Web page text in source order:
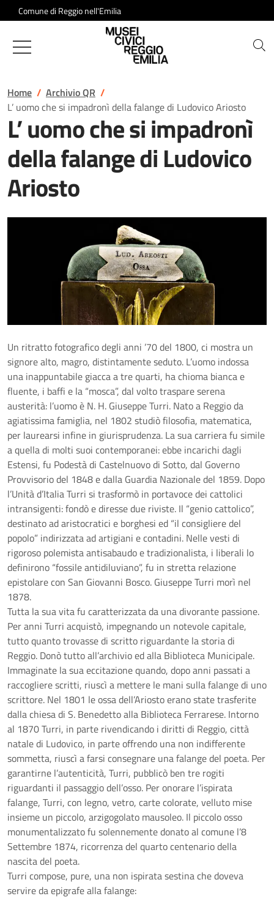
Salta al contenuto
Comune di Reggio nell'Emilia
Musei Civici di Reggio Emilia
Home
Archivio QR
L’ uomo che si impadronì della falange di Ludovico Ariosto
L’ uomo che si impadronì
della falange di Ludovico
Ariosto
Un ritratto fotografico degli anni ’70 del 1800, ci mostra un
signore alto, magro, distintamente seduto. L’uomo indossa
una inappuntabile giacca a tre quarti, ha chioma bianca e
fluente, i baffi e la “mosca”, dal volto traspare serena
austerità: l’uomo è N. H. Giuseppe Turri. Nato a Reggio da
agiatissima famiglia, nel 1802 studiò filosofia, matematica,
per laurearsi infine in giurisprudenza. La sua carriera fu simile
a quella di molti suoi contemporanei: ebbe incarichi dagli
Estensi, fu Podestà di Castelnuovo di Sotto, dal Governo
Provvisorio del 1848 e dalla Guardia Nazionale del 1859. Dopo
l’Unità d’Italia Turri si trasformò in portavoce dei cattolici
intransigenti: fondò e diresse due riviste. Il “genio cattolico”,
destinato ad aristocratici e borghesi ed “il consigliere del
popolo” indirizzata ad artigiani e contadini. Nelle vesti di
rigoroso polemista antisabaudo e tradizionalista, i liberali lo
definirono “fossile antidiluviano”, fu in stretta relazione
epistolare con San Giovanni Bosco. Giuseppe Turri morì nel
1878.
Tutta la sua vita fu caratterizzata da una divorante passione.
Per anni Turri acquistò, impegnando un notevole capitale,
tutto quanto trovasse di scritto riguardante la storia di
Reggio. Donò tutto all’archivio ed alla Biblioteca Municipale.
Immaginate la sua eccitazione quando, dopo anni passati a
raccogliere scritti, riuscì a mettere le mani sulla falange di uno
scrittore. Nel 1801 le ossa dell’Ariosto erano state trasferite
dalla chiesa di S. Benedetto alla Biblioteca Ferrarese. Intorno
al 1870 Turri, in parte rivendicando i diritti di Reggio, città
natale di Ludovico, in parte offrendo una non indifferente
sommetta, riuscì a farsi consegnare una falange del poeta. Per
garantirne l’autenticità, Turri, pubblicò ben tre rogiti
riguardanti il passaggio dell’osso. Per onorare l’ispirata
falange, Turri, con legno, vetro, carte colorate, velluto mise
insieme un piccolo, arzigogolato mausoleo. Il piccolo osso
monumentalizzato fu solennemente donato al comune l’8
Settembre 1874, ricorrenza del quarto centenario della
nascita del poeta.
Turri compose, pure, una non ispirata sestina che doveva
servire da epigrafe alla falange: